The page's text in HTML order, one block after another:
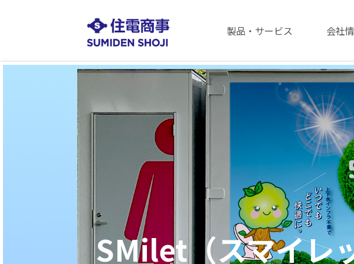
製品・サービス 会社
SMilet（スマイレ